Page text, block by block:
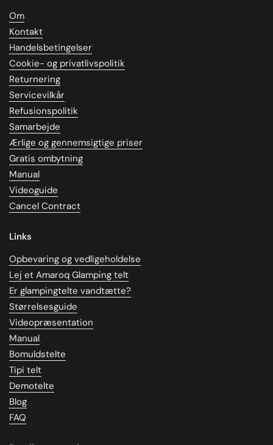
Om
Kontakt
Handelsbetingelser
Cookie- og privatlivspolitik
Returnering
Servicevilkår
Refusionspolitik
Samarbejde
Ærlige og gennemsigtige priser
Gratis ombytning
Manual
Videoguide
Cancel Contract
Links
Opbevaring og vedligeholdelse
Lej et Amaroq Glamping telt
Er glampingtelte vandtætte?
Størrelsesguide
Videopræsentation
Manual
Bomuldstelte
Tipi telt
Demotelte
Blog
FAQ